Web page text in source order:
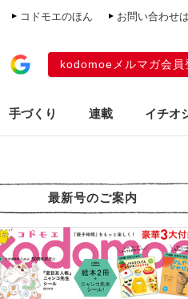
コドモエのほん お問い合わせ
kodomoeメルマガ会員
手づくり 連載 イチオ
最新号のご案内